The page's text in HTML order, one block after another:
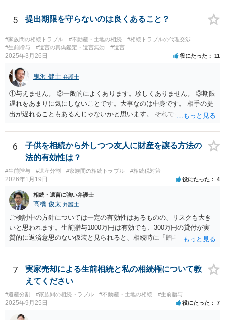
持ち戻し免除の意思表示は書面で明確にしておいていただくべきとい
う結論は変わりません。 誤解を与えるような回答でした。失礼しまし
た。 文言については、「〇〇に対する生前贈与による特別受益の持ち
戻しをすべて免除する」というのがオーソドックスなものですが、ご
心配ならば、弁護士のところに行って、特別受益となりそうな贈与に
ついて説明した上で、適切な文言についてご相談してみてはいかがで
しょうか。
5 提出期限を守らないのは良くあること？
#家族間の相続トラブル #不動産・土地の相続
#相続トラブルの代理交渉
#生前贈与
#遺言の真偽鑑定・遺言無効 #遺言
2025年3月26日 役にたった 11
鬼沢 健士 弁護士
①与えません。 ②一般的によくあります。珍しくありません。 ③期限
遅れをあまりに気にしないことです。大事なのは中身です。 相手の提
出が遅れることもあるんじゃないかと思います。 それでもあなた有利
6
子供を相続から外しつつ友人に財産を譲る方法の
法的有効性は？
#生前贈与 #遺産分割 #家族間の相続トラブル #相続税対策
2026年1月19日 役にたった 4
相続・遺言に強い弁護士
髙橋 俊太 弁護士
ご検討中の方針については一定の有効性はあるものの、リスクも大き
いと思われます。生前贈与1000万円は有効でも、300万円の貸付が実
質的に返済意思のない仮装と見られると、相続時に「贈与」と評価さ
法として考えられるものとしては、 ①信託（家族信託・目的信託） 財
産を信託口に移し、受託者（信頼できる友人や専門職）に管理させ、
・生存中はあなたの生活費・介護費に優先充当 ・残余を友人や慈善団
体へ と使途を厳格に指定。相続ではなく信託帰属になるため、子の関
与を大きく排除できます。 ②遺言＋生命保険の組合せ 生活資金は手元
に残し、余剰資金で受取人を友人・団体にした保険を活用。保険金は
相続財産とは別枠で、遺留分対策にも有効と思われます。 ③負担付死
7
実家売却による生前相続と私の相続権について教
えてください
#遺産分割 #家族間の相続トラブル #不動産・土地の相続 #生前贈与
2025年9月25日 役にたった 7